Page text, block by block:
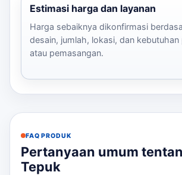
Estimasi harga dan layanan
Harga sebaiknya dikonfirmasi
desain, jumlah, lokasi, dan kebutuhan
atau pemasangan.
FAQ PRODUK
Pertanyaan umum
Tepuk